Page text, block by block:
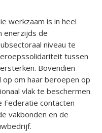
werkzaam is in heel
enerzijds de
niveau te
tussen
Bovendien
om haar beroepen op
vlak te beschermen
Federatie contacten
vakbonden en de